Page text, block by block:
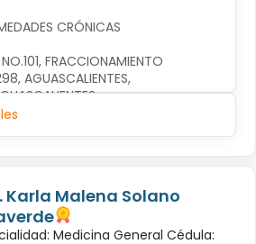
CRÓNICAS
FRACCIONAMIENTO
AGUASCALIENTES,
Karla Malena Solano
Medicina General Cédula: